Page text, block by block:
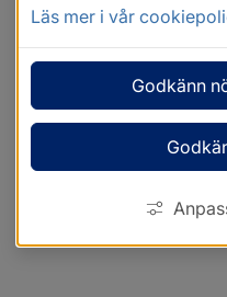
Läs mer i vår
Godkänn